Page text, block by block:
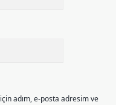
adım, e-posta adresim ve